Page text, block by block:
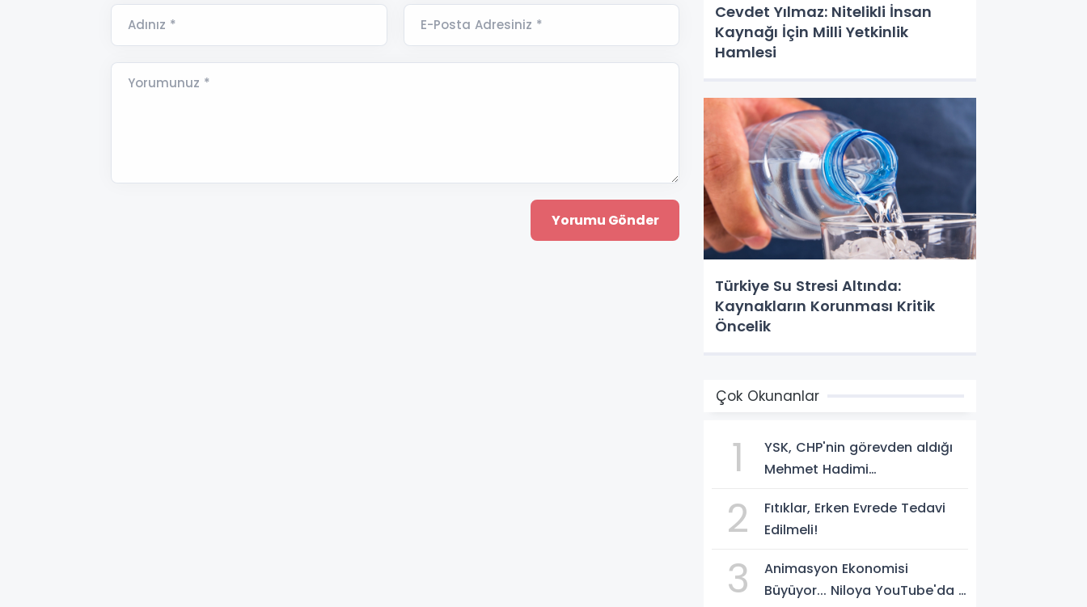
Adınız * E-Posta Adresiniz *
Yorumunuz *
Cevdet Yılmaz: Nitelikli İnsan
Kaynağı İçin Milli Yetkinlik
Hamlesi
Türkiye Su Stresi Altında:
Kaynakların Korunması Kritik
Öncelik
Çok Okunanlar
1
YSK, CHP'nin görevden aldığı
Mehmet Hadimi
temsilcisi olarak atadı!
2
Fıtıklar, Erken Evrede Tedavi
Edilmeli!
3
Animasyon Ekonomisi
Büyüyor... Niloya YouTube'da 7